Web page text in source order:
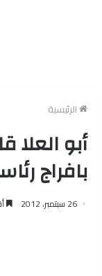
الرئيسية
أبو
بافراج
26 سبتمبر، 2012